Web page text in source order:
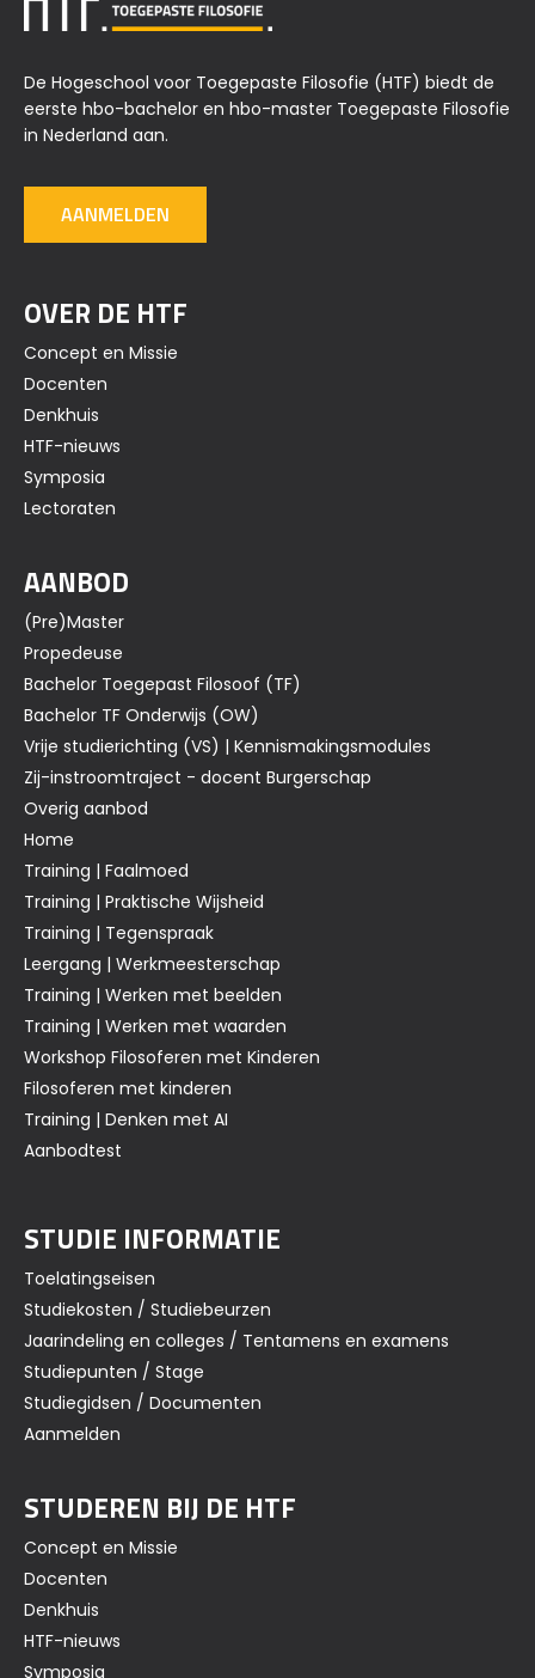
De Hogeschool voor Toegepaste Filosofie (HTF) biedt de
eerste hbo-bachelor en hbo-master Toegepaste Filosofie
in Nederland aan.
AANMELDEN
OVER DE HTF
Concept en Missie
Docenten
Denkhuis
HTF-nieuws
Symposia
Lectoraten
AANBOD
(Pre)Master
Propedeuse
Bachelor Toegepast Filosoof (TF)
Bachelor TF Onderwijs (OW)
Vrije studierichting (VS) | Kennismakingsmodules
Zij-instroomtraject - docent Burgerschap
Overig aanbod
Home
Training | Faalmoed
Training | Praktische Wijsheid
Training | Tegenspraak
Leergang | Werkmeesterschap
Training | Werken met beelden
Training | Werken met waarden
Workshop Filosoferen met Kinderen
Filosoferen met kinderen
Training | Denken met AI
Aanbodtest
STUDIE INFORMATIE
Toelatingseisen
Studiekosten / Studiebeurzen
Jaarindeling en colleges / Tentamens en examens
Studiepunten / Stage
Studiegidsen / Documenten
Aanmelden
STUDEREN BIJ DE HTF
Concept en Missie
Docenten
Denkhuis
HTF-nieuws
Symposia